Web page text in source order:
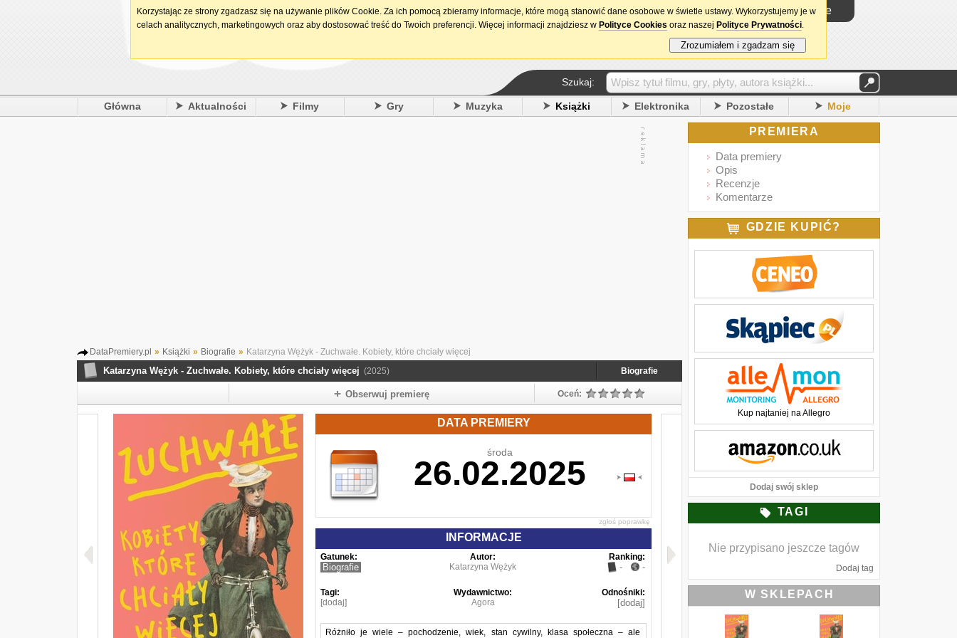
15. urodziny DataPremiery.pl Logowanie
Szukaj:
Główna Aktualności Filmy Gry Muzyka Książki Elektronika Pozostałe Moje
DataPremiery.pl » Książki » Biografie » Katarzyna Wężyk - Zuchwałe. Kobiety, które chciały więcej
Katarzyna Wężyk - Zuchwałe. Kobiety, które chciały więcej (2025) Biografie
Obserwuj premierę Oceń:
DATA PREMIERY
środa
26.02.2025
zgłoś poprawkę
INFORMACJE
Gatunek:
Biografie
Autor:
Katarzyna Wężyk
Ranking:
- -
Tagi:
[dodaj]
Wydawnictwo:
Agora
Odnośniki:
[dodaj]
Różniło je wiele – pochodzenie, wiek, stan cywilny, klasa społeczna – ale
PREMIERA
Data premiery
Opis
Recenzje
Komentarze
GDZIE KUPIĆ?
Kup najtaniej na Allegro
Dodaj swój sklep
TAGI
Nie przypisano jeszcze tagów
Dodaj tag
W SKLEPACH
Korzystając ze strony zgadzasz się na używanie plików Cookie. Za ich pomocą zbieramy informacje, które mogą stanowić dane osobowe w świetle ustawy. Wykorzystujemy je w
celach analitycznych, marketingowych oraz aby dostosować treść do Twoich preferencji. Więcej informacji znajdziesz w Polityce Cookies oraz naszej Polityce Prywatności.
Zrozumiałem i zgadzam się